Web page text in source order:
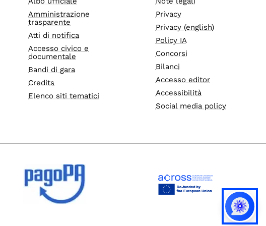
Amministrazione
trasparente
Atti di notifica
Accesso civico e
documentale
Bandi di gara
Credits
Elenco siti tematici
Privacy
Privacy (english)
Policy IA
Concorsi
Bilanci
Accesso editor
Accessibilità
Social media policy